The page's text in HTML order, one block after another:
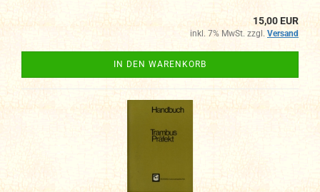
15,00 EUR
inkl. 7% MwSt. zzgl. Versand
IN DEN WARENKORB